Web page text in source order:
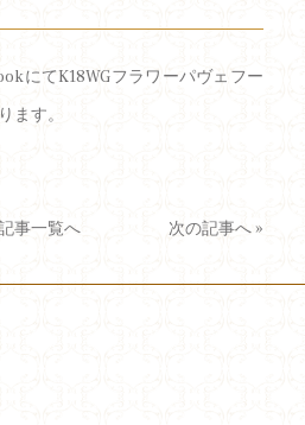
にてK18WGフラワーパヴェフー
ます。
事一覧へ 次の記事へ»